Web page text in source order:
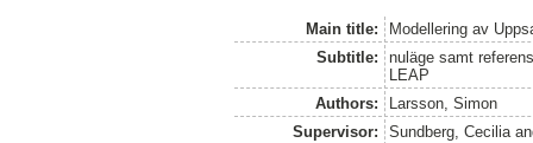
Main title:
Modellering av
Subtitle:
nuläge samt
LEAP
Authors:
Larsson, Simon
Supervisor:
Sundberg, Cecilia